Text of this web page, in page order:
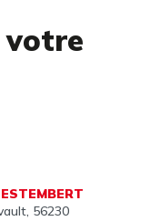
votre
56230